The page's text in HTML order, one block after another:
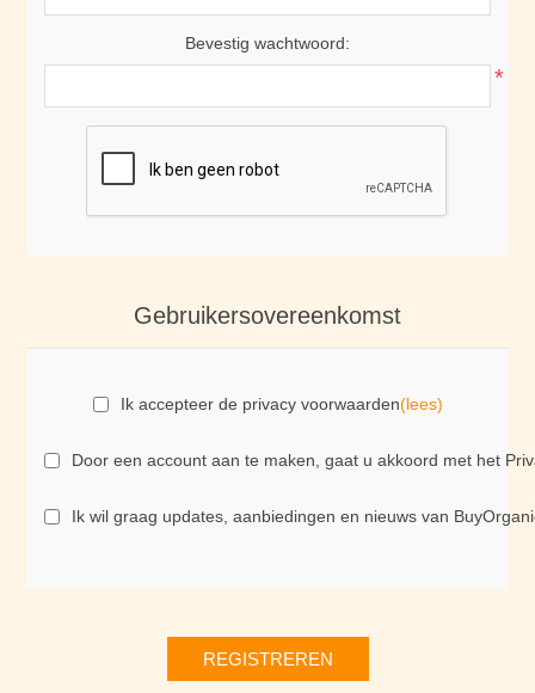
Bevestig wachtwoord:
*
Gebruikersovereenkomst
Ik accepteer de privacy voorwaarden(lees)
Door een account aan te maken, gaat u akkoord met het
Ik wil graag updates, aanbiedingen en nieuws van
REGISTREREN